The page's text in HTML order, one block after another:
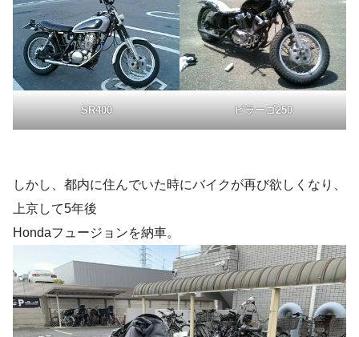
SR400 ビラーゴ250
しかし、都内に住んでいた時にバイクが再び欲しくなり、
上京して5年後
Hondaフュージョンを納車。